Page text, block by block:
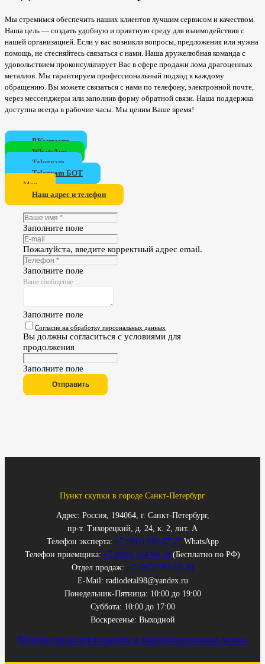
Мы стремимся обеспечить наших клиентов лучшим сервисом и качеством.
Наша цель — создать удобную и приятную среду для взаимодействия с
нашей организацией. Если у вас возникли вопросы, предложения или нужна
помощь, не стесняйтесь связаться с нами. Наша дружелюбная команда с
удовольствием проконсультирует Вас в сфере продажи лома драгоценных
металлов. Мы гарантируем профессиональный подход к каждому
обращению. Вы можете связаться с нами по телефону, электронной почте,
через мессенджеры или заполнив форму обратной связи. Наша поддержка
доступна всегда в рабочие часы. Мы ценим Ваше время!
ВКонтакте
WhatsApp
Telegram
Telegram БОТ
Мах
Наш адрес и телефон
Заполните поле
Пожалуйста, введите корректный адрес email.
Заполните поле
Ваше сообщение
Заполните поле
Согласие на обработку персональных данных
Вы должны согласиться с условиями для
продолжения
Заполните поле
Отправить
Пункт скупки в городе Санкт-Петербург
Адрес: Россия, 194064, г. Санкт-Петербург,
пр-т. Тихорецкий, д. 24, к. 2, лит. А
Телефон эксперта: +7 (981) 696-67-27WhatsApp
Телефон приемщика: +7 (800) 234-99-59 (Бесплатно по РФ)
Отдел продаж: +7 (995) 592-67-20
E-Mail: radiodetal98@yandex.ru
Понедельник-Пятница: 10:00 до 19:00
Суббота: 10:00 до 17:00
Воскресенье: Выходной
Политика конфиденциальности и защита персональных данных